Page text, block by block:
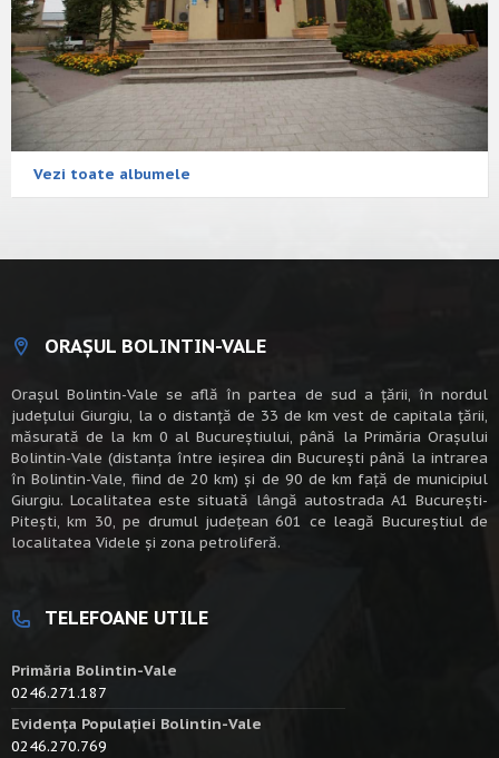
Vezi toate albumele
ORAȘUL BOLINTIN-VALE
Oraşul Bolintin-Vale se află în partea de sud a ţării, în nordul
judeţului Giurgiu, la o distanţă de 33 de km vest de capitala țării,
măsurată de la km 0 al Bucureștiului, până la Primăria Orașului
Bolintin-Vale (distanța între ieșirea din București până la intrarea
în Bolintin-Vale, fiind de 20 km) şi de 90 de km faţă de municipiul
Giurgiu. Localitatea este situată lângă autostrada A1 Bucureşti-
Piteşti, km 30, pe drumul judeţean 601 ce leagă Bucureştiul de
localitatea Videle şi zona petroliferă.
TELEFOANE UTILE
Primăria Bolintin-Vale
0246.271.187
Evidența Populației Bolintin-Vale
0246.270.769